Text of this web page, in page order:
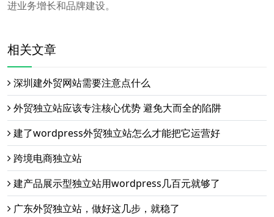
进业务增长和品牌建设。
相关文章
深圳建外贸网站需要注意点什么
外贸独立站应该专注核心优势 避免大而全的陷阱
建了wordpress外贸独立站怎么才能把它运营好
跨境电商独立站
建产品展示型独立站用wordpress几百元就够了
广东外贸独立站，做好这几步，就稳了